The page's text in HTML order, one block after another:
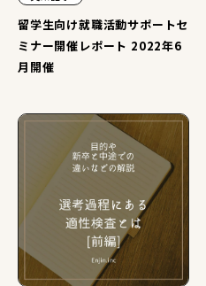
留学生向け就職活動サポートセ
ミナー開催レポート 2022年6
月開催